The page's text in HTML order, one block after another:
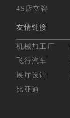
4S店立牌
友情链接
机械加工厂
飞行汽车
展厅设计
比亚迪